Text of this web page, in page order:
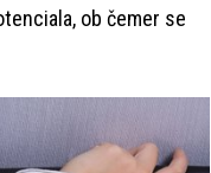
ob čemer se